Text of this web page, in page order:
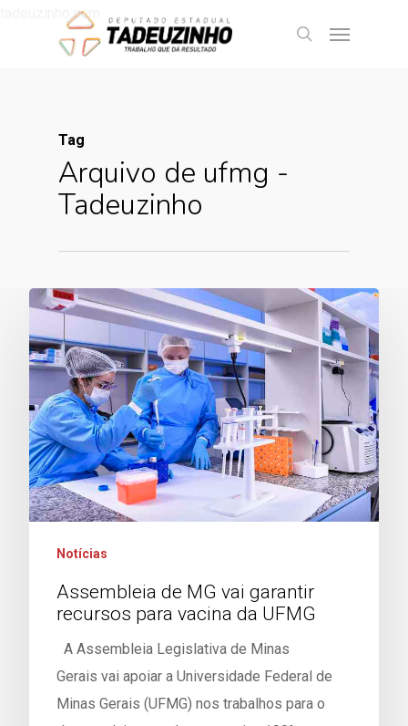
tadeuzinho.com
Tag
Arquivo de ufmg -
Tadeuzinho
Notícias
Assembleia de MG vai garantir
recursos para vacina da UFMG
A Assembleia Legislativa de Minas
Gerais vai apoiar a Universidade Federal de
Minas Gerais (UFMG) nos trabalhos para o